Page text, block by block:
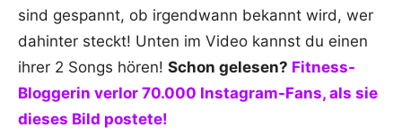
sind gespannt, ob irgendwann bekannt wird, wer
dahinter steckt! Unten im Video kannst du einen
ihrer 2 Songs hören! Schon gelesen? Fitness-
Bloggerin verlor 70.000 Instagram-Fans, als sie
dieses Bild postete!